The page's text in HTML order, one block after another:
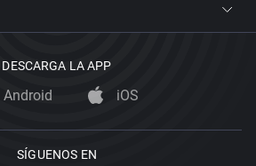
DESCARGA LA APP
Android iOS
SÍGUENOS EN